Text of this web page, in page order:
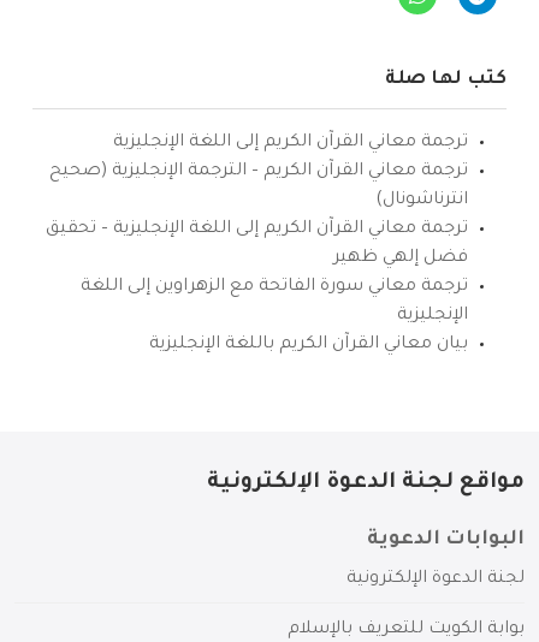
كتب لها صلة
ترجمة معاني القرآن الكريم إلى اللغة الإنجليزية
ترجمة معاني القرآن الكريم – الترجمة الإنجليزية (صحيح
انترناشونال)
ترجمة معاني القرآن الكريم إلى اللغة الإنجليزية – تحقيق
فضل إلهي ظهير
ترجمة معاني سورة الفاتحة مع الزهراوين إلى اللغة
الإنجليزية
بيان معاني القرآن الكريم باللغة الإنجليزية
مواقع لجنة الدعوة الإلكترونية
البوابات الدعوية
لجنة الدعوة الإلكترونية
بوابة الكويت للتعريف بالإسلام